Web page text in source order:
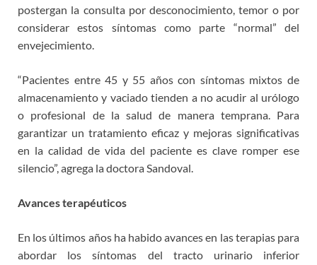
postergan la consulta por desconocimiento, temor o por
considerar estos síntomas como parte “normal” del
envejecimiento.
“Pacientes entre 45 y 55 años con síntomas mixtos de
almacenamiento y vaciado tienden a no acudir al urólogo
o profesional de la salud de manera temprana. Para
garantizar un tratamiento eficaz y mejoras significativas
en la calidad de vida del paciente es clave romper ese
silencio”, agrega la doctora Sandoval.
Avances terapéuticos
En los últimos años ha habido avances en las terapias para
abordar los síntomas del tracto urinario inferior